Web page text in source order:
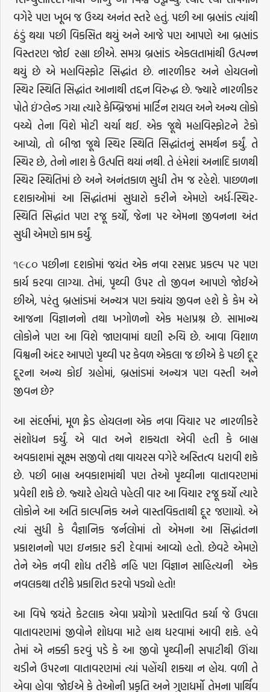
વગેરે પણ ખૂબ જ ઉચ્ચ અનંત સ્તરે હતું. પછી આ બ્રહ્માંડ ત્યાંથી
ઠંડું થયા પછી વિકસિત થયું અને આજે પણ આપણે આ બ્રહ્માંડ
વિસ્તરણ જોઈ રહ્યા છીએ. સમગ્ર બ્રહ્માંડ એકલતામાંથી ઉત્પન્ન
થયું છે એ મહાવિસ્ફોટ સિદ્ધાંત છે. નારળીકર અને હોયલનો
સ્થિર સ્થિતિ સિદ્ધાંત આનાથી તદ્દન વિરુદ્ધ છે. જ્યારે નારળીકર
પોતે ઇંગ્લેન્ડ ગયા ત્યારે કેમ્બ્રિજમાં માર્ટિન રાયલ અને અન્ય લોકો
વચ્ચે તેના વિશે મોટી ચર્ચા થઈ. એક જૂથે મહાવિસ્ફોટને ટેકો
આપ્યો, તો બીજા જૂથે સ્થિર સ્થિતિ સિદ્ધાંતનું સમર્થન કર્યું. તે
સ્થિર છે, તેનો નાશ કે ઉત્પત્તિ થયાં નથી. તે હંમેશાં અનાદિ કાળથી
સ્થિર સ્થિતિમાં છે અને અનંતકાળ સુધી તેમ જ રહેશે. પાછળના
દશકાઓમાં આ સિદ્ધાંતમાં સુધારો કરીને એમણે અર્ધ-સ્થિર-
સ્થિતિ સિદ્ધાંત પણ રજૂ કર્યો, જેના પર એમના જીવનના અંત
સુધી એમણે કામ કર્યું.
૧૯૮૦ પછીના દશકોમાં જયંત એક નવા રસપ્રદ પ્રકલ્પ પર પણ
કાર્ય કરવા લાગ્યા. તેમાં, પૃથ્વી ઉપર તો જીવન આપણે જોઈએ
છીએ, પરંતુ બ્રહ્માંડમાં અન્યત્ર પણ ક્યાંય જીવન હશે કે કેમ એ
આજના વિજ્ઞાનનો તથા ખગોળનો એક મહાપ્રશ્ન છે. સામાન્ય
લોકોને પણ આ વિશે જાણવામાં ઘણી રુચિ છે. આવા વિશાળ
વિશ્વની અંદર આપણે પૃથ્વી પર કેવળ એકલા જ છીએ કે પછી દૂર
દૂરના અન્ય કોઈ ગ્રહોમાં, બ્રહ્માંડમાં અન્યત્ર પણ વસ્તી અને
જીવન છે?
આ સંદર્ભમાં, મૂળ ફ્રેડ હોયલના એક નવા વિચાર પર નારળીકરે
સંશોધન કર્યું. એ વાત અને શક્યતા એવી હતી કે બાહ્ય
અવકાશમાં સૂક્ષ્મ સજીવો તથા વાયરસ વગેરે અસ્તિત્વ ધરાવી શકે
છે. પછી બાહ્ય અવકાશમાંથી પણ તેઓ પૃથ્વીના વાતાવરણમાં
પ્રવેશી શકે છે. જ્યારે હોયલે પહેલી વાર આ વિચાર રજૂ કર્યો ત્યારે
લોકોને આ અતિ કાલ્પનિક અને વાસ્તવિકતાથી દૂર જણાયો. એ
ત્યાં સુધી કે વૈજ્ઞાનિક જર્નલોમાં તો એમના આ સિદ્ધાંતના
પ્રકાશનનો પણ ઇનકાર કરી દેવામાં આવ્યો હતો. છેવટે એમણે
તેને એક નવી શોધ તરીકે નહિ પણ વિજ્ઞાન સાહિત્યની એક
નવલકથા તરીકે પ્રકાશિત કરવો પડ્યો હતો!
આ વિષે જયંતે કેટલાક એવા પ્રયોગો પ્રસ્તાવિત કર્યા જે ઉપલા
વાતાવરણમાં જીવોને શોધવા માટે હાથ ધરવામાં આવી શકે. હવે
તેમાં એ નક્કી કરવું પડે કે આ જીવો પૃથ્વીની સપાટીથી ઊંચા
ચડીને ઉપરના વાતાવરણમાં ત્યાં પહોંચી શક્યા ન હોય. વળી તે
એવા હોવા જોઈએ કે તેઓની પ્રકૃતિ અને ગુણધર્મો તેમના પાર્થિવ